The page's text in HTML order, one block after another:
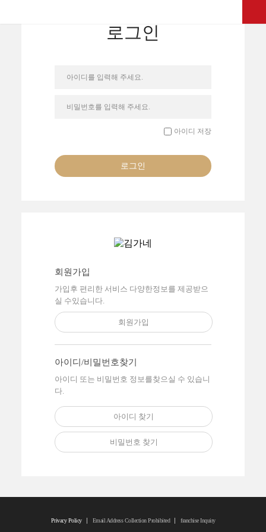
로그인
아이디를 입력해 주세요.
비밀번호를 입력해 주세요.
아이디 저장
로그인
회원가입
가입후 편리한 서비스 다양한정보를 제공받으
실 수있습니다.
회원가입
아이디/비밀번호찾기
아이디 또는 비밀번호 정보를찾으실 수 있습니
다.
아이디 찾기
비밀번호 찾기
Privacy Policy Email Address Collection Prohibited franchise Inquiry